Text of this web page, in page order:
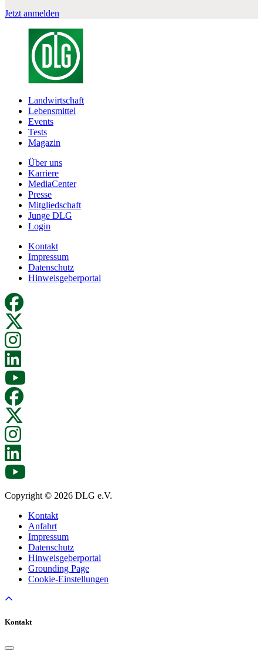
Jetzt anmelden
Landwirtschaft
Lebensmittel
Events
Tests
Magazin
Über uns
Karriere
MediaCenter
Presse
Mitgliedschaft
Junge DLG
Login
Kontakt
Impressum
Datenschutz
Hinweisgeberportal
Copyright © 2026 DLG e.V.
Kontakt
Anfahrt
Impressum
Datenschutz
Hinweisgeberportal
Grounding Page
Cookie-Einstellungen
Kontakt